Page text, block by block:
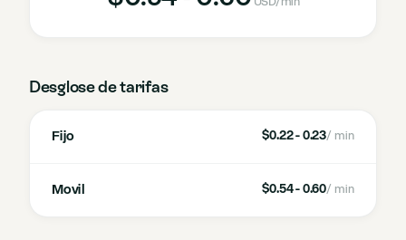
Desglose de tarifas
Fijo $0.22 - 0.23/ min
Movil $0.54 - 0.60/ min